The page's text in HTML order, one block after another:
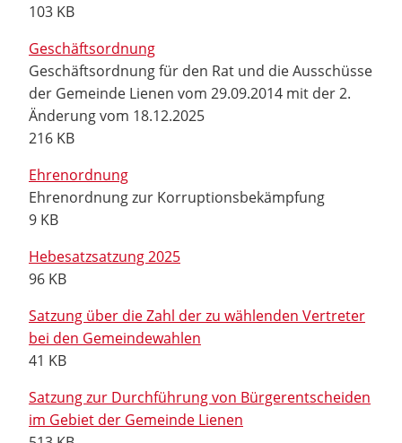
103 KB
Geschäftsordnung
Geschäftsordnung für den Rat und die Ausschüsse
der Gemeinde Lienen vom 29.09.2014 mit der 2.
Änderung vom 18.12.2025
216 KB
Ehrenordnung
Ehrenordnung zur Korruptionsbekämpfung
9 KB
Hebesatzsatzung 2025
96 KB
Satzung über die Zahl der zu wählenden Vertreter
bei den Gemeindewahlen
41 KB
Satzung zur Durchführung von Bürgerentscheiden
im Gebiet der Gemeinde Lienen